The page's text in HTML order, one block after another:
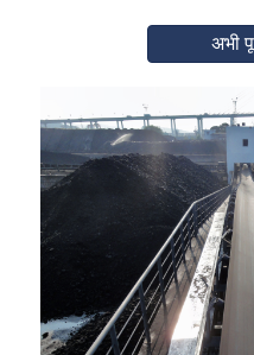
अभी